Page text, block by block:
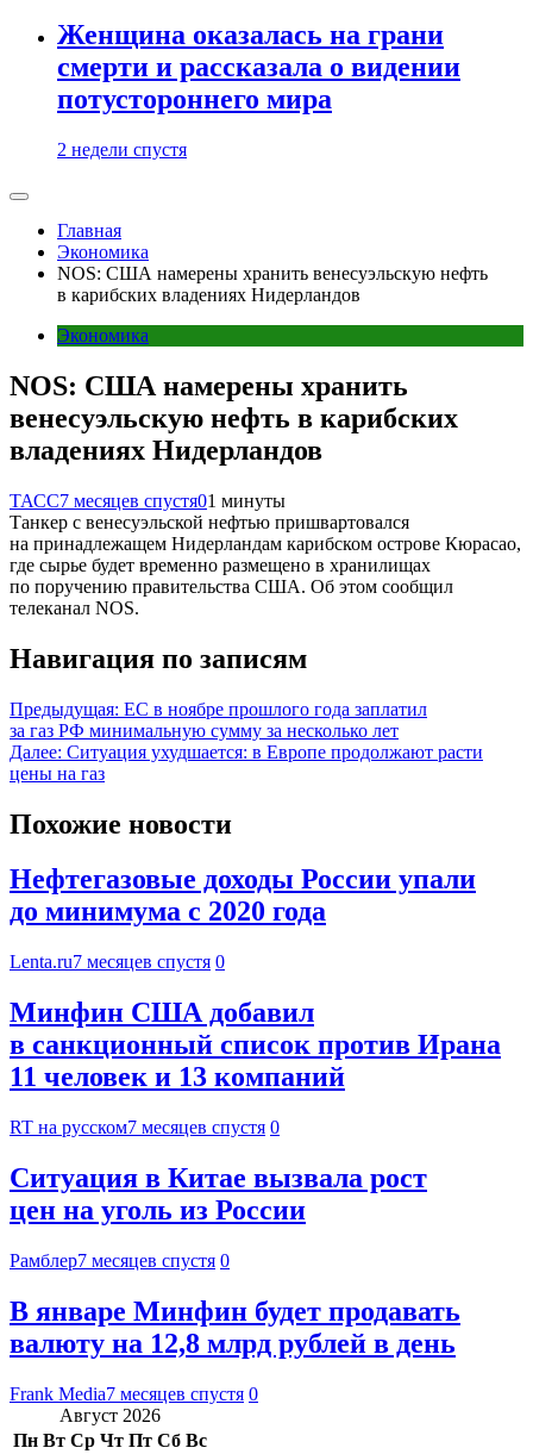
Женщина оказалась на грани
смерти и рассказала о видении
потустороннего мира
2 недели спустя
Главная
Экономика
NOS: США намерены хранить венесуэльскую нефть
в карибских владениях Нидерландов
Экономика
NOS: США намерены хранить
венесуэльскую нефть в карибских
владениях Нидерландов
ТАСС7 месяцев спустя01 минуты
Танкер с венесуэльской нефтью пришвартовался
на принадлежащем Нидерландам карибском острове Кюрасао,
где сырье будет временно размещено в хранилищах
по поручению правительства США. Об этом сообщил
телеканал NOS.
Навигация по записям
Предыдущая: ЕС в ноябре прошлого года заплатил
за газ РФ минимальную сумму за несколько лет
Далее: Ситуация ухудшается: в Европе продолжают расти
цены на газ
Похожие новости
Нефтегазовые доходы России упали
до минимума с 2020 года
Lenta.ru7 месяцев спустя 0
Минфин США добавил
в санкционный список против Ирана
11 человек и 13 компаний
RT на русском7 месяцев спустя 0
Ситуация в Китае вызвала рост
цен на уголь из России
Рамблер7 месяцев спустя 0
В январе Минфин будет продавать
валюту на 12,8 млрд рублей в день
Frank Media7 месяцев спустя 0
Август 2026
Пн Вт Ср Чт Пт Сб Вс